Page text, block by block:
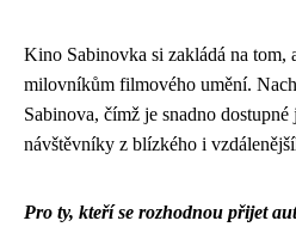
Kino Sabinovka si zakládá na tom,
milovníkům filmového umění.
Sabinova, čímž je snadno
návštěvníky z blízkého i
Pro ty, kteří se rozhodnou přijet